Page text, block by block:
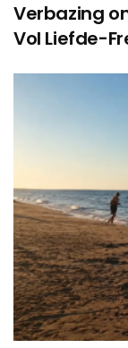
Verbazing
Vol Liefde-